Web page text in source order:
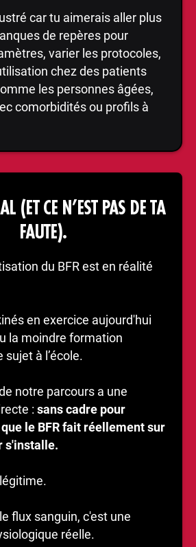
car tu aimerais aller plus
de repères pour
varier les protocoles,
chez des patients
les personnes âgées,
comorbidités ou profils à
(ET CE N’EST PAS DE TA
FAUTE).
du BFR est en réalité
en exercice aujourd'hui
la moindre formation
à l’école.
notre parcours a une
: sans cadre pour
le BFR fait réellement sur
s'installe.
flux sanguin, c'est une
réelle.